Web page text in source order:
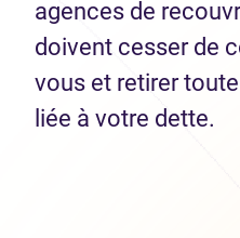
agences de
doivent cesser de
vous et retirer
liée à votre dette.